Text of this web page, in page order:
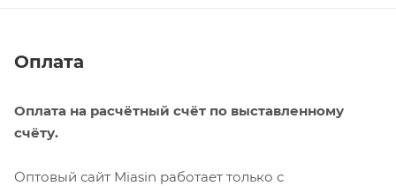
Оплата
Оплата на расчётный счёт по выставленному
счёту.
Оптовый сайт Miasin работает только с